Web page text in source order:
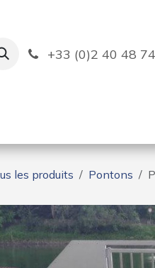
+33 (0)2 40 48
les produits Pontons